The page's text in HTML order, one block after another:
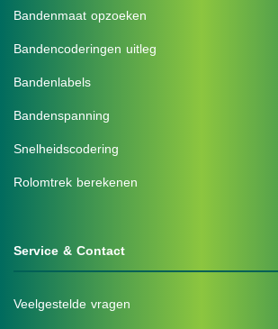
Bandenmaat opzoeken
Bandencoderingen uitleg
Bandenlabels
Bandenspanning
Snelheidscodering
Rolomtrek berekenen
Service & Contact
Veelgestelde vragen